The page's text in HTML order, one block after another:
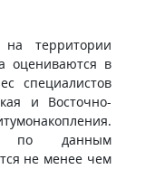
территории
оцениваются в
специалистов
и Восточно-
по данным
не менее чем